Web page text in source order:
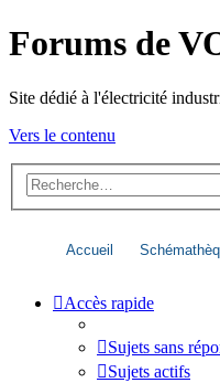
Forums de
Site dédié à l'électricité
Vers le contenu
Accueil
Accès rapide
Sujets sans
Sujets actifs